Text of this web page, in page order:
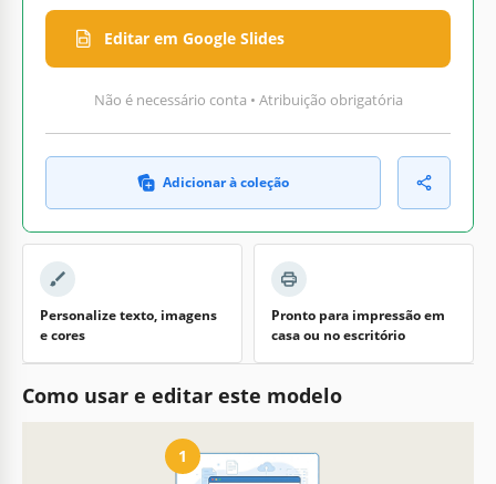
Editar em Google Slides
Não é necessário conta • Atribuição obrigatória
Adicionar à coleção
Personalize texto, imagens
e cores
Pronto para impressão em
casa ou no escritório
Como usar e editar este modelo
1